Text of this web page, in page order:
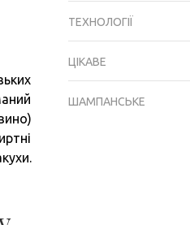
ТЕХНОЛОГІЇ
ЦІКАВЕ
ШАМПАНСЬКЕ